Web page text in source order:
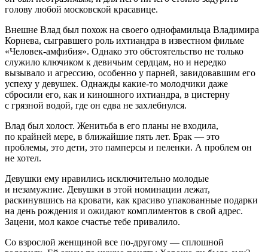
голову любой московской красавице.
Внешне Влад был похож на своего однофамильца Владимира
Корнева, сыгравшего роль ихтиандра в известном фильме
«Человек-амфибия». Однако это обстоятельство не только
служило ключиком к девичьим сердцам, но и нередко
вызывало и агрессию, особенно у парней, завидовавшим его
успеху у девушек. Однажды какие-то молодчики даже
сбросили его, как и киношного ихтиандра, в цистерну
с грязной водой, где он едва не захлебнулся.
Влад был холост. Женитьба в его планы не входила,
по крайней мере, в ближайшие пять лет. Брак — это
проблемы, это дети, это памперсы и пеленки. А проблем он
не хотел.
Девушки ему нравились исключительно молодые
и незамужние. Девушки в этой номинации лежат,
раскинувшись на кровати, как красиво упакованные подарки
на день рождения и ожидают комплиментов в свой адрес.
Зацени, мол какое счастье тебе привалило.
Со взрослой женщиной все по-другому — сплошной